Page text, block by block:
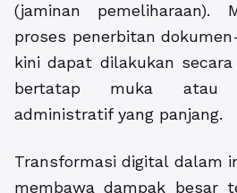
(jaminan pemeliharaan).
proses penerbitan
kini dapat dilakukan
bertatap muka atau
administratif yang panjang.
Transformasi digital dalam
membawa dampak besar